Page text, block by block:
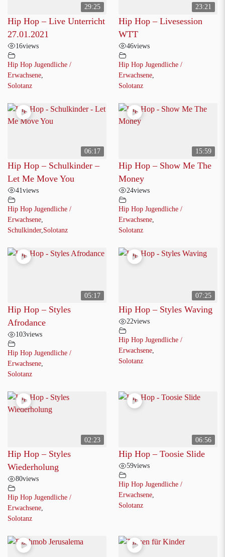
29:25
Hip Hop – Live Unterricht
27.01.2021
16views
Hip Hop Jugendliche /
Erwachsene
Solotanz
23:21
Hip Hop – Livesession
WTT
46views
Hip Hop Jugendliche /
Erwachsene
Solotanz
06:17
Hip Hop – Schulkinder –
Let Me Move You
41views
Hip Hop Jugendliche /
Erwachsene
Schulkinder, Solotanz
15:59
Hip Hop – Show Me The
Money
24views
Hip Hop Jugendliche /
Erwachsene
Solotanz
05:17
Hip Hop – Styles
Afrodance
103views
Hip Hop Jugendliche /
Erwachsene,
Solotanz
07:25
Hip Hop – Styles Waving
22views
Hip Hop Jugendliche /
Erwachsene,
Solotanz
02:23
Hip Hop – Styles
Wiederholung
80views
Hip Hop Jugendliche /
Erwachsene,
Solotanz
06:56
Hip Hop – Toosie Slide
59views
Hip Hop Jugendliche /
Erwachsene,
Solotanz